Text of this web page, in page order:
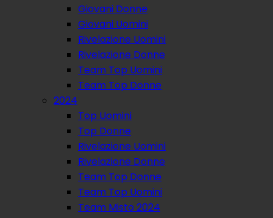
Giovani Donne
Giovani Uomini
Rivelazione Uomini
Rivelazione Donne
Team Top Uomini
Team Top Donne
2024
Top Uomini
Top Donne
Rivelazione Uomini
Rivelazione Donne
Team Top Donne
Team Top Uomini
Team Misto 2024